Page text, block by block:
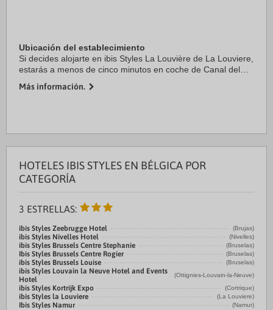
Ubicación del establecimiento
Si decides alojarte en ibis Styles La Louvière de La Louviere,
estarás a menos de cinco minutos en coche de Canal del
hotel sostenible se encuentra a ...
Más información.
HOTELES IBIS STYLES EN BÉLGICA POR
CATEGORÍA
3 ESTRELLAS:
ibis Styles Zeebrugge Hotel (Brujas)
ibis Styles Nivelles Hotel (Nivelles)
ibis Styles Brussels Centre Stephanie (Bruselas)
Ibis Styles Brussels Centre Rogier (Bruselas)
ibis Styles Brussels Louise (Bruselas)
ibis Styles Louvain la Neuve Hotel and Events
Hotel
(Ottignies-Louvain-la-Neuve)
ibis Styles Kortrijk Expo (Cortrique)
ibis Styles la Louviere (La Louviere)
Ibis Styles Namur (Namur)